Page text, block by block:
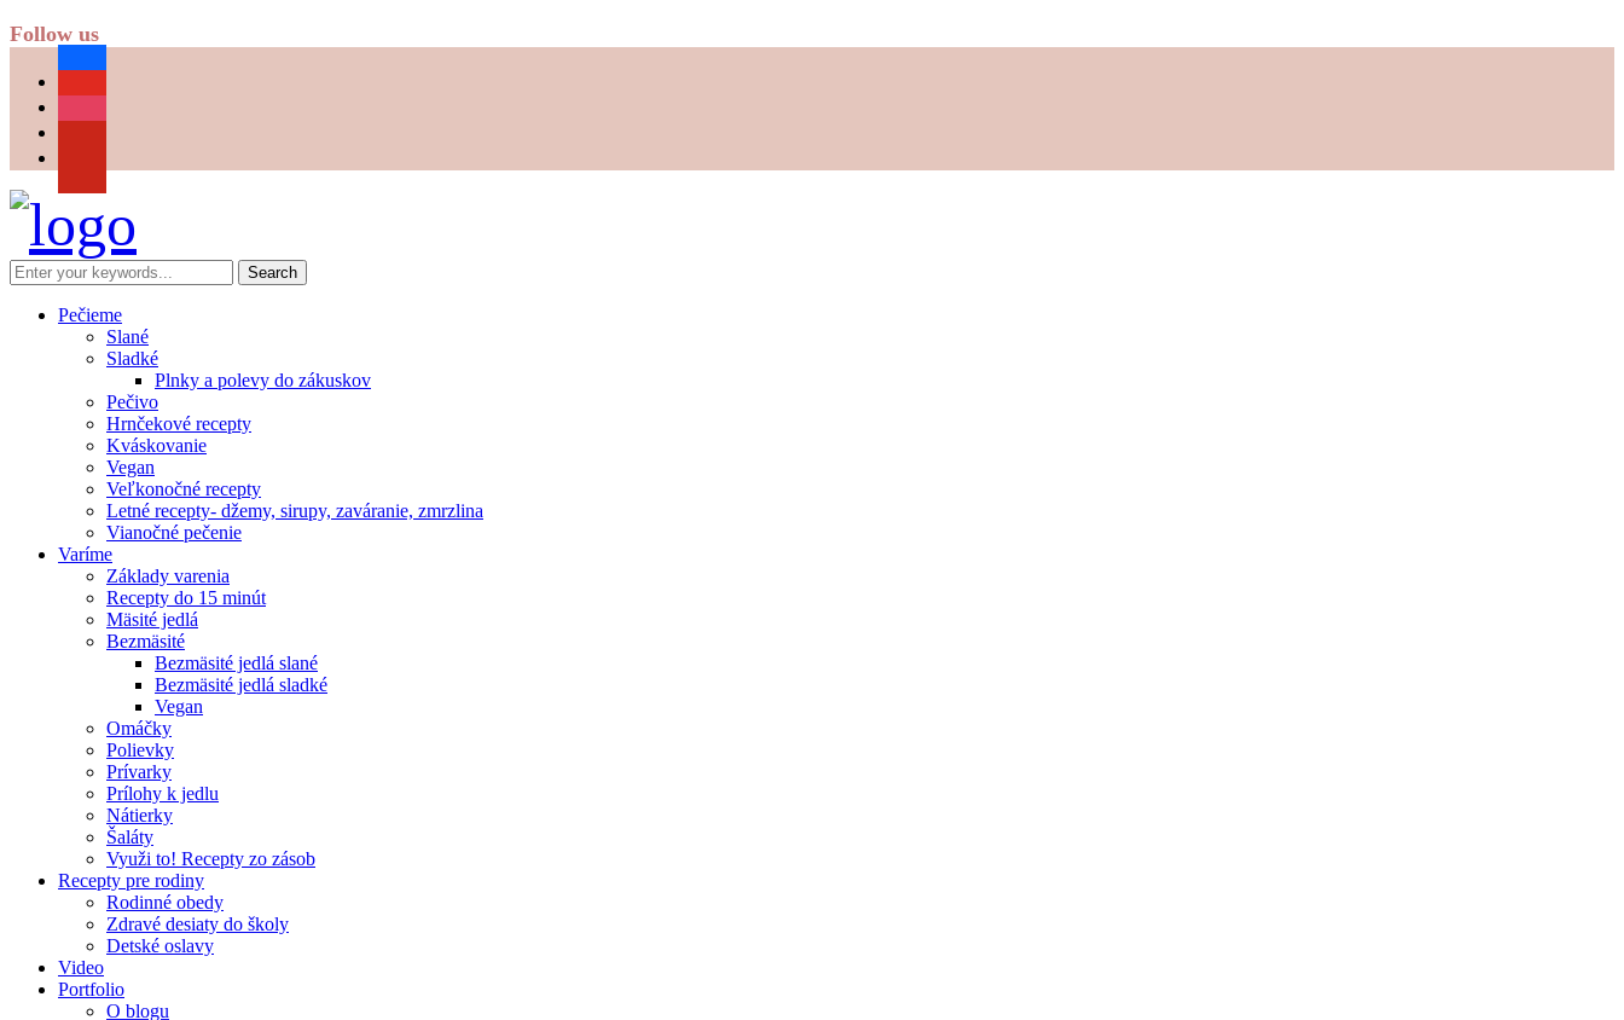
Follow us
Pečieme
Slané
Sladké
Plnky a polevy do zákuskov
Pečivo
Hrnčekové recepty
Kváskovanie
Vegan
Veľkonočné recepty
Letné recepty- džemy, sirupy, zaváranie, zmrzlina
Vianočné pečenie
Varíme
Základy varenia
Recepty do 15 minút
Mäsité jedlá
Bezmäsité
Bezmäsité jedlá slané
Bezmäsité jedlá sladké
Vegan
Omáčky
Polievky
Prívarky
Prílohy k jedlu
Nátierky
Šaláty
Využi to! Recepty zo zásob
Recepty pre rodiny
Rodinné obedy
Zdravé desiaty do školy
Detské oslavy
Video
Portfolio
O blogu